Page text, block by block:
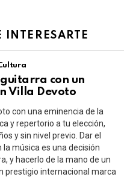
con un
Villa Devoto
con una eminencia de la
y repertorio a tu elección,
y sin nivel previo. Dar el
la música es una decisión
y hacerlo de la mano de un
prestigio internacional marca